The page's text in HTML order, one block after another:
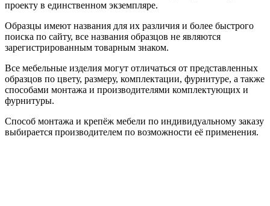
проекту в единственном экземпляре.
Образцы имеют названия для их различия и более быстрого
поиска по сайту, все названия образцов не являются
зарегистрированным товарным знаком.
Все мебельные изделия могут отличаться от представленных
образцов по цвету, размеру, комплектации, фурнитуре, а также
способами монтажа и производителями комплектующих и
фурнитуры.
Способ монтажа и крепёж мебели по индивидуальному заказу
выбирается производителем по возможности её применения.